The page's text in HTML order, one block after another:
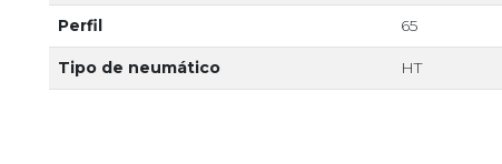
Perfil 65
Tipo de neumático HT